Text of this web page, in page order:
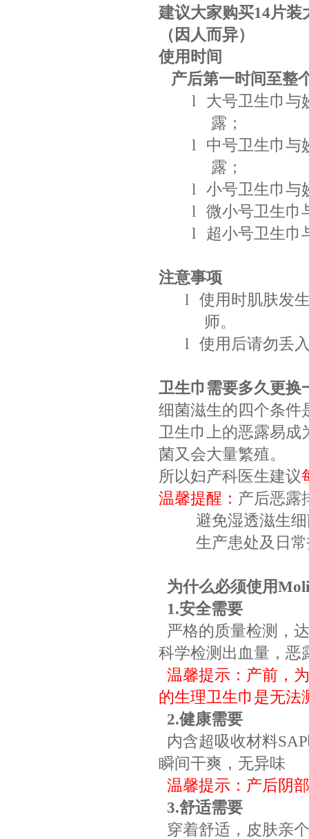
建议大家购买14片装
（因人而异）
使用时间
产后第一时间至整
l
大号卫生巾与
露；
l
中号卫生巾与
露；
l
小号卫生巾与
l
微小号卫生巾
l
超小号卫生巾
注意事项
l
使用时肌肤发
师。
l
使用后请勿丢
卫生巾需要多久更换
细菌滋生的四个条件
卫生巾上的恶露易成
菌又会大量繁殖。
所以妇产科医生建议
温馨提醒： 产后恶露
避免湿透滋生
生产患处及日
为什么必须使用
1.安全需要
严格的质量检测，
科学检测出血量，恶
温馨提示：产前，
的生理卫生巾是无法
2.健康需要
内含超吸收材料SAP
瞬间干爽，无异味
温馨提示：产后阴
3.舒适需要
穿着舒适，皮肤亲